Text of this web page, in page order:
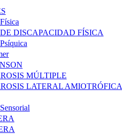
DISCAPACIDAD FÍSICA
MÚLTIPLE
LATERAL AMIOTRÓFICA